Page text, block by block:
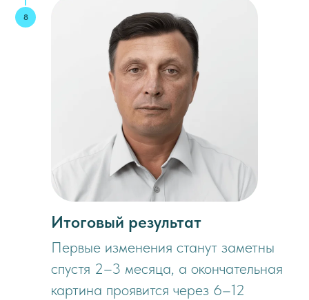
Итоговый результат
Первые изменения станут заметны
спустя 2–3 месяца, а окончательная
картина проявится через 6–12